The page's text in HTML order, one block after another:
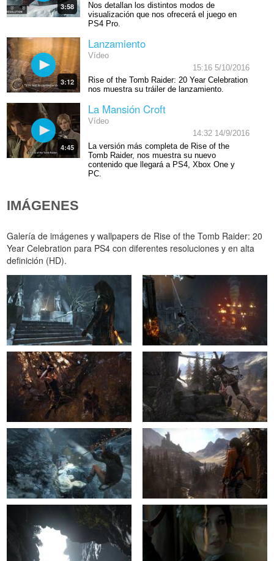
3:58
Nos detallan los distintos modos de
visualización que nos ofrecerá el juego en
PS4 Pro.
3:12
Lanzamiento
Vídeo
15:16 5/10/2016
Rise of the Tomb Raider: 20 Year Celebration
nos muestra su tráiler de lanzamiento.
4:45
La Mansión Croft
Vídeo
14:32 14/9/2016
La versión más completa de Rise of the
Tomb Raider, nos muestra su nuevo
contenido que llegará a PS4, Xbox One y
PC.
IMÁGENES
Galería de imágenes y wallpapers de Rise of the Tomb Raider: 20
Year Celebration para PS4 con diferentes resoluciones y en alta
definición (HD).